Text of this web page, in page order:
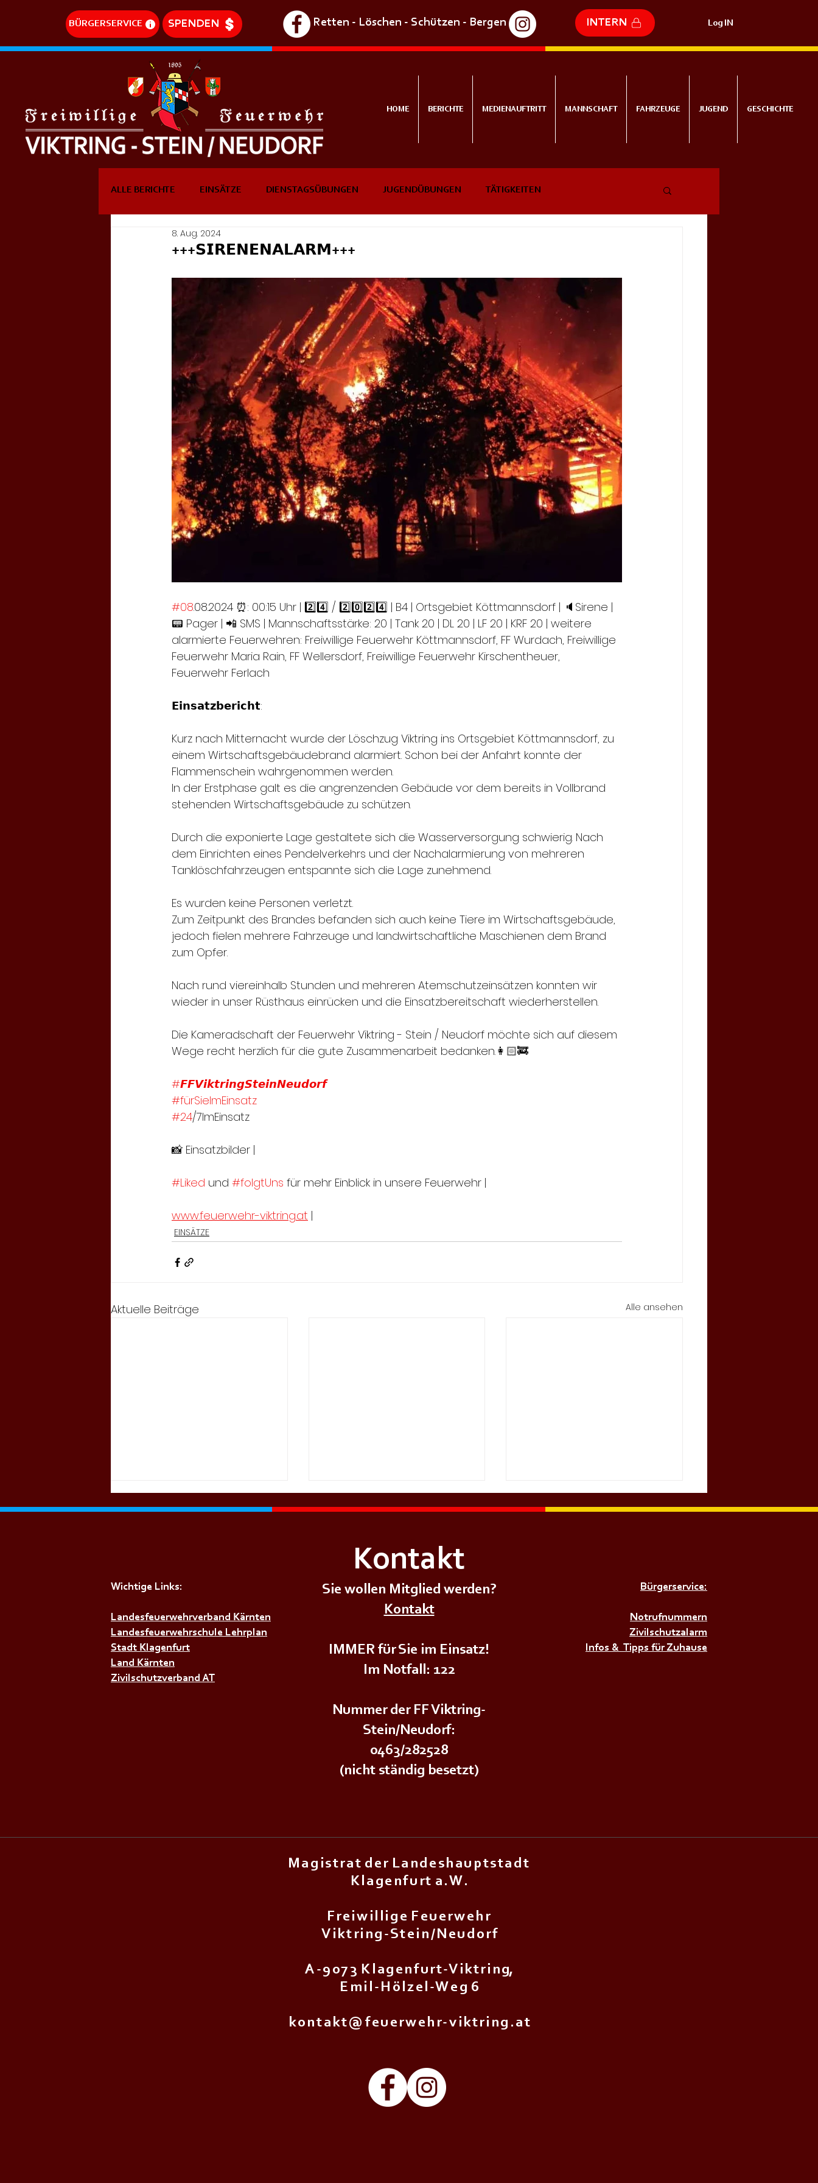
BÜRGERSERVICE SPENDEN Retten - Löschen - Schützen - Bergen INTERN Log IN
ALLE BERICHTE EINSÄTZE DIENSTAGSÜBUNGEN JUGENDÜBUNGEN TÄTIGKEITEN
DREHLEITEREINSÄTZE
+++𝗦𝗜𝗥𝗘𝗡𝗘𝗡𝗔𝗟𝗔𝗥𝗠+++
8. Aug. 2024
#08.08.2024 ⏰: 00:15 Uhr | 2️⃣4️⃣ / 2️⃣0️⃣2️⃣4️⃣ | B4 | Ortsgebiet Köttmannsdorf | 🔈Sirene |
📟 Pager | 📲 SMS | Mannschaftsstärke: 20 | Tank 20 | DL 20 | LF 20 | KRF 20 | weitere
alarmierte Feuerwehren: Freiwillige Feuerwehr Köttmannsdorf, FF Wurdach, Freiwillige
Feuerwehr Maria Rain, FF Wellersdorf, Freiwillige Feuerwehr Kirschentheuer,
Feuerwehr Ferlach
𝗘𝗶𝗻𝘀𝗮𝘁𝘇𝗯𝗲𝗿𝗶𝗰𝗵𝘁:
Kurz nach Mitternacht wurde der Löschzug Viktring ins Ortsgebiet Köttmannsdorf, zu
einem Wirtschaftsgebäudebrand alarmiert. Schon bei der Anfahrt konnte der
Flammenschein wahrgenommen werden.
In der Erstphase galt es die angrenzenden Gebäude vor dem bereits in Vollbrand
stehenden Wirtschaftsgebäude zu schützen.
Durch die exponierte Lage gestaltete sich die Wasserversorgung schwierig. Nach
dem Einrichten eines Pendelverkehrs und der Nachalarmierung von mehreren
Tanklöschfahrzeugen entspannte sich die Lage zunehmend.
Es wurden keine Personen verletzt.
Zum Zeitpunkt des Brandes befanden sich auch keine Tiere im Wirtschaftsgebäude,
jedoch fielen mehrere Fahrzeuge und landwirtschaftliche Maschienen dem Brand
zum Opfer.
Nach rund viereinhalb Stunden und mehreren Atemschutzeinsätzen konnten wir
wieder in unser Rüsthaus einrücken und die Einsatzbereitschaft wiederherstellen.
Die Kameradschaft der Feuerwehr Viktring - Stein / Neudorf möchte sich auf diesem
Wege recht herzlich für die gute Zusammenarbeit bedanken.👩🏻‍🚒
#𝙁𝙁𝙑𝙞𝙠𝙩𝙧𝙞𝙣𝙜𝙎𝙩𝙚𝙞𝙣𝙉𝙚𝙪𝙙𝙤𝙧𝙛
#fürSieImEinsatz
#24/7ImEinsatz
📸 Einsatzbilder |
#Liked und #folgtUns für mehr Einblick in unsere Feuerwehr |
www.feuerwehr-viktring.at |
EINSÄTZE
Aktuelle Beiträge Alle ansehen
+++𝗦𝗜𝗥𝗘𝗡𝗘𝗡𝗔𝗟𝗔𝗥𝗠+++ +++𝗦𝗜𝗥𝗘𝗡𝗘𝗡𝗔𝗟𝗔𝗥𝗠+++
HOME BERICHTE MEDIENAUFTRITT MANNSCHAFT FAHRZEUGE JUGEND GESCHICHTE
Kontakt
Wichtige Links:
Landesfeuerwehrverband Kärnten
Landesfeuerwehrschule Lehrplan
Stadt Klagenfurt
Land Kärnten
Zivilschutzverband AT
Sie wollen Mitglied werden?
Kontakt
IMMER für Sie im Einsatz!
Im Notfall: 122
Nummer der FF Viktring-
Stein/Neudorf:
0463/282528
(nicht ständig besetzt)
Bürgerservice:
Notrufnummern
Zivilschutzalarm
Infos & Tipps für Zuhause
M a g i s t r a t d e r L a n d e s h a u p t s t a d t
K l a g e n f u r t a . W .
F r e i w i l l i g e F e u e r w e h r
V i k t r i n g - S t e i n / N e u d o r f
A - 9 0 7 3 K l a g e n f u r t - V i k t r i n g,
E m i l - H ö l z e l - W e g 6
k o n t a k t @ f e u e r w e h r - v i k t r i n g . a t